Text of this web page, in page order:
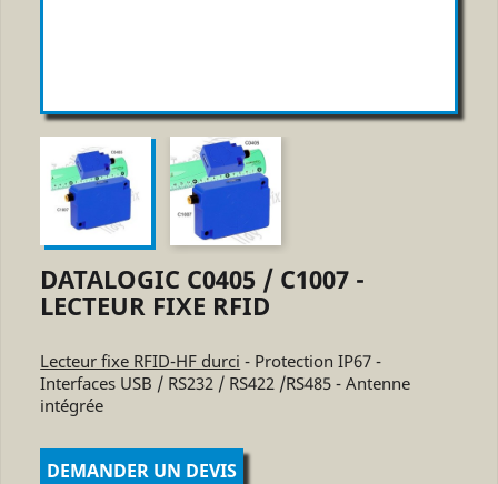
DATALOGIC C0405 / C1007 -
LECTEUR FIXE RFID
Lecteur fixe RFID-HF durci - Protection IP67 -
Interfaces USB / RS232 / RS422 /RS485 - Antenne
intégrée
DEMANDER UN DEVIS